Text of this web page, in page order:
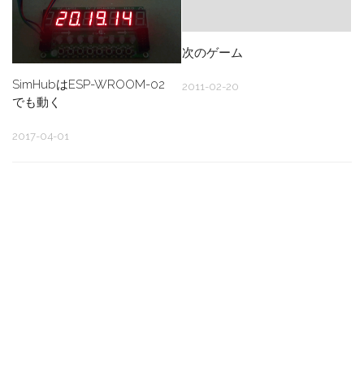
SimHubはESP-WROOM-02
でも動く
2017-04-01
次のゲーム
2011-02-20